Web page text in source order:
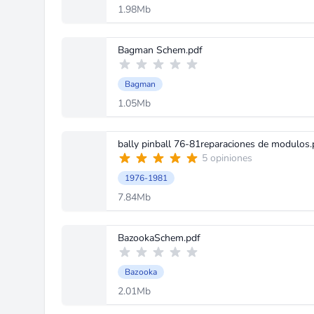
1.98Mb
Bagman Schem.pdf
Bagman
1.05Mb
bally pinball 76-81reparaciones de
5 opiniones
1976-1981
7.84Mb
BazookaSchem.pdf
Bazooka
2.01Mb